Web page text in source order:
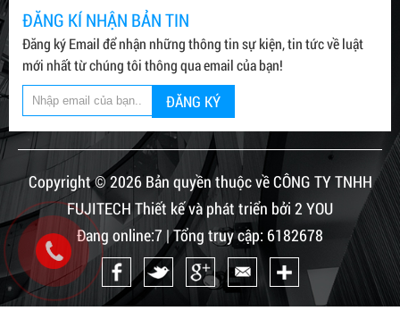
ĐĂNG KÍ NHẬN BẢN TIN
Đăng ký Email để nhận những thông tin sự kiện, tin tức về luật
mới nhất từ chúng tôi thông qua email của bạn!
ĐĂNG KÝ
Copyright © 2026 Bản quyền thuộc về CÔNG TY TNHH
FUJITECH Thiết kế và phát triển bởi 2 YOU
Đang online:7 | Tổng truy cập: 6182678